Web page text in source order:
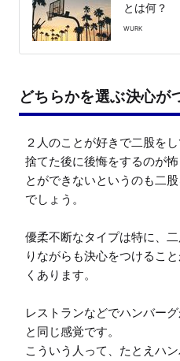
とは何？
WURK
どちらかを選ぶ決心が
２人のことが好きで二股を
捨てた後に後悔をするのが
とができないというのも二
でしょう。
優柔不断なタイプは特に、
りながらも決心をつけるこ
くあります。
レストランなどでハンバー
と同じ感覚です。
こういう人って、たとえハ